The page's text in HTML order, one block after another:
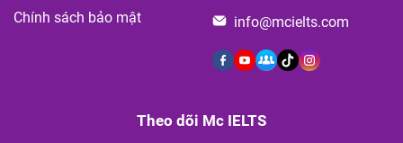
Chính sách bảo mật
info@mcielts.com
Theo dõi Mc IELTS